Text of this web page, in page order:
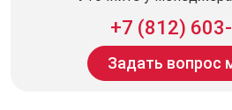
+7 (812)
Задать вопрос